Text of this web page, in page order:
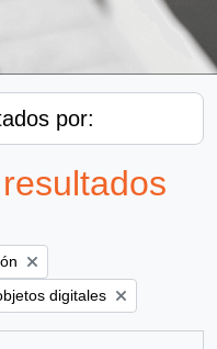
por:
filter:digitales